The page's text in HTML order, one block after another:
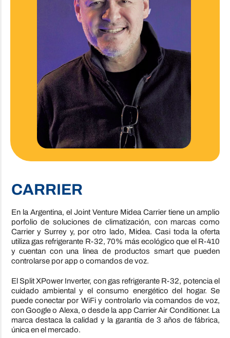
CARRIER
En la Argentina, el Joint Venture Midea Carrier tiene un amplio
porfolio de soluciones de climatización, con marcas como
Carrier y Surrey y, por otro lado, Midea. Casi toda la oferta
utiliza gas refrigerante R-32, 70% más ecológico que el R-410
y cuentan con una línea de productos smart que pueden
controlarse por app o comandos de voz.
El Split XPower Inverter, con gas refrigerante R-32, potencia el
cuidado ambiental y el consumo energético del hogar. Se
puede conectar por WiFi y controlarlo vía comandos de voz,
con Google o Alexa, o desde la app Carrier Air Conditioner. La
marca destaca la calidad y la garantía de 3 años de fábrica,
única en el mercado.